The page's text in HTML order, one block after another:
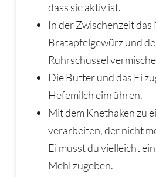
dass sie aktiv ist.
In der Zwischenzeit das
Bratapfelgewürz und
Rührschüssel
Die Butter und das Ei
Hefemilch einrühren.
Mit dem Knethaken zu
verarbeiten, der nicht
Ei musst du vielleicht
Mehl zugeben.